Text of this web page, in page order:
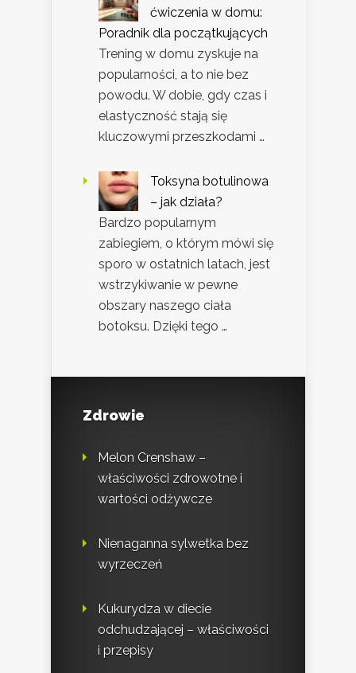
ćwiczenia w domu:
Poradnik dla początkujących
Trening w domu zyskuje na
popularności, a to nie bez
powodu. W dobie, gdy czas i
elastyczność stają się
kluczowymi przeszkodami …
Toksyna botulinowa
– jak działa?
Bardzo popularnym
zabiegiem, o którym mówi się
sporo w ostatnich latach, jest
wstrzykiwanie w pewne
obszary naszego ciała
botoksu. Dzięki tego …
Zdrowie
Melon Crenshaw –
właściwości zdrowotne i
wartości odżywcze
Nienaganna sylwetka bez
wyrzeczeń
Kukurydza w diecie
odchudzającej – właściwości
i przepisy